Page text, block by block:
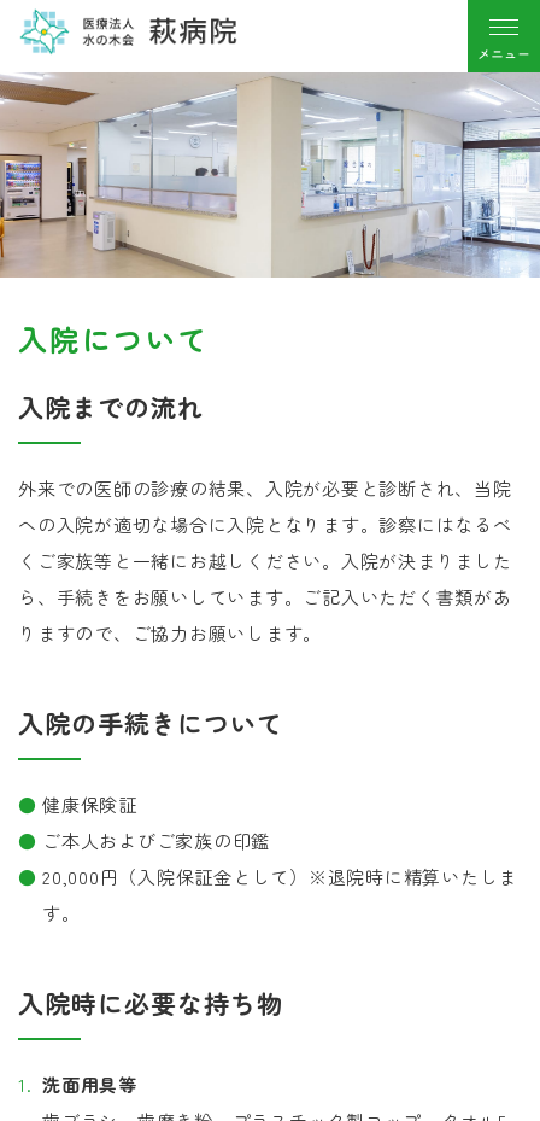
入院について
入院までの流れ
外来での医師の診療の結果、入院が必要と診断され、当院
への入院が適切な場合に入院となります。診察にはなるべ
くご家族等と一緒にお越しください。入院が決まりました
ら、手続きをお願いしています。ご記入いただく書類があ
りますので、ご協力お願いします。
入院の手続きについて
健康保険証
ご本人およびご家族の印鑑
20,000円（入院保証金として）※退院時に精算いたしま
す。
入院時に必要な持ち物
洗面用具等